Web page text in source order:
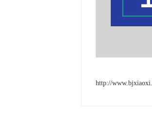
http://